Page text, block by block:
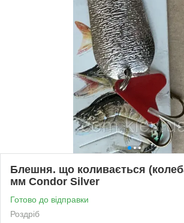
Блешня. що коливається
мм Condor Silver
Готово до відправки
Роздріб